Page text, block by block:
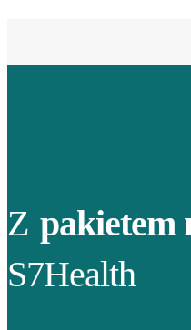
Z pakietem
S7Health